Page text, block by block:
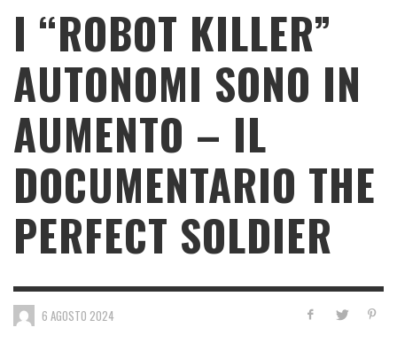
I “ROBOT KILLER”
AUTONOMI SONO IN
AUMENTO – IL
DOCUMENTARIO THE
PERFECT SOLDIER
6 AGOSTO 2024